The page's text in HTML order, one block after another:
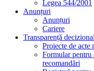
Legea 544/2001
Anunțuri
Anunțuri
Cariere
Transparență
Proiecte de acte
Formular pentru
recomandări